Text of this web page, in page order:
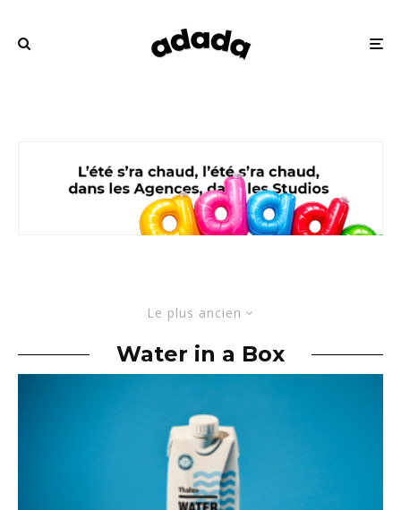
Le plus ancien
Water in a Box